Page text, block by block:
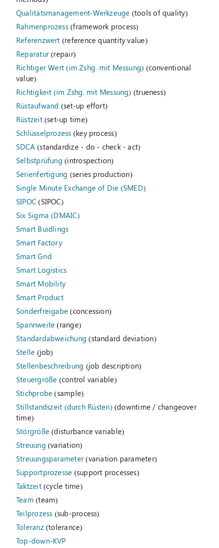
Qualitätsmanagement-Werkzeuge (tools of quality)
Rahmenprozess(framework process)
Referenzwert (reference quantity value)
Reparatur(repair)
Richtiger Wert (im Zshg. mit Messung) (conventional
value)
Richtigkeit (im Zshg. mit Messung) (trueness)
Rüstaufwand (set-up effort)
Rüstzeit(set-up time)
Schlüsselprozess (key process)
SDCA(standardize - do - check - act)
Selbstprüfung (introspection)
Serienfertigung (series production)
Single Minute Exchange of Die (SMED)
SIPOC (SIPOC)
Six Sigma (DMAIC)
Smart Buidlings
Smart Factory
Smart Grid
Smart Logistics
Smart Mobility
Smart Product
Sonderfreigabe (concession)
Spannweite (range)
Standardabweichung (standard deviation)
Stelle (job)
Stellenbeschreibung (job description)
Steuergröße (control variable)
Stichprobe (sample)
Stillstandszeit (durch Rüsten)(downtime / changeover
time)
Störgröße (disturbance variable)
Streuung (variation)
Streuungsparameter(variation parameter)
Supportprozesse (support processes)
Taktzeit(cycle time)
Team (team)
Teilprozess (sub-process)
Toleranz(tolerance)
Top-down-KVP